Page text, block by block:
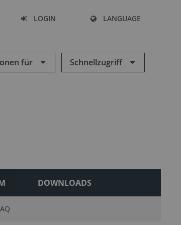
LOGIN LANGUAGE
für Schnellzugriff
DOWNLOADS